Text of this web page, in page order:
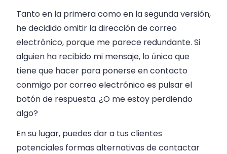
Tanto en la primera como en la segunda versión,
he decidido omitir la dirección de correo
electrónico, porque me parece redundante. Si
alguien ha recibido mi mensaje, lo único que
tiene que hacer para ponerse en contacto
conmigo por correo electrónico es pulsar el
botón de respuesta. ¿O me estoy perdiendo
algo?
En su lugar, puedes dar a tus clientes
potenciales formas alternativas de contactar